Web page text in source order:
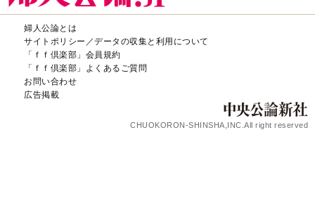
婦人公論とは
サイトポリシー／データの収集と利用について
「ｆｆ倶楽部」会員規約
「ｆｆ倶楽部」よくあるご質問
お問い合わせ
広告掲載
CHUOKORON-SHINSHA,INC.All right reserved